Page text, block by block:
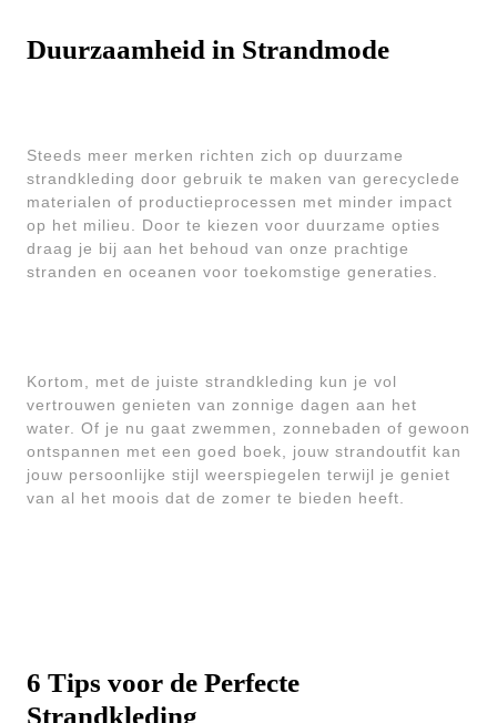
Duurzaamheid in Strandmode
Steeds meer merken richten zich op duurzame
strandkleding door gebruik te maken van gerecyclede
materialen of productieprocessen met minder impact
op het milieu. Door te kiezen voor duurzame opties
draag je bij aan het behoud van onze prachtige
stranden en oceanen voor toekomstige generaties.
Kortom, met de juiste strandkleding kun je vol
vertrouwen genieten van zonnige dagen aan het
water. Of je nu gaat zwemmen, zonnebaden of gewoon
ontspannen met een goed boek, jouw strandoutfit kan
jouw persoonlijke stijl weerspiegelen terwijl je geniet
van al het moois dat de zomer te bieden heeft.
6 Tips voor de Perfecte
Strandkleding